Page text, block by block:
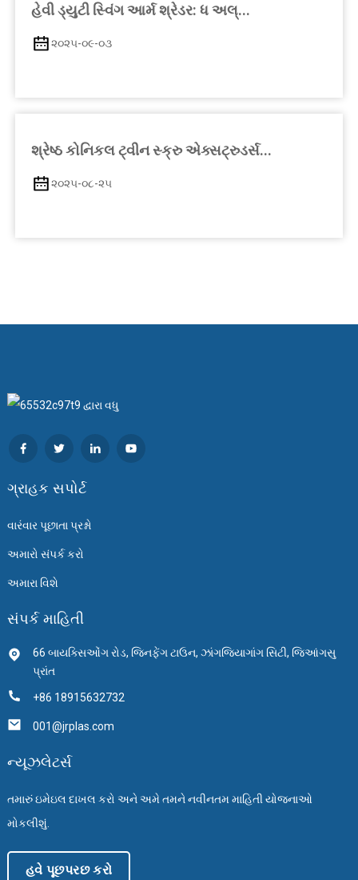
હેવી ડ્યુટી સ્વિંગ આર્મ શ્રેડર: ધ અલ્...
૨૦૨૫-૦૯-૦૩
શ્રેષ્ઠ કોનિકલ ટ્વીન સ્ક્રુ એક્સટ્રુડર્સ...
૨૦૨૫-૦૮-૨૫
ગ્રાહક સપોર્ટ
વારંવાર પૂછાતા પ્રશ્નો
અમારો સંપર્ક કરો
અમારા વિશે
સંપર્ક માહિતી
66 બાયક્સિઓંગ રોડ, જિનફેંગ ટાઉન, ઝાંગજિયાગાંગ સિટી, જિઆંગસુ
પ્રાંત
+86 18915632732
001@jrplas.com
ન્યૂઝલેટર્સ
તમારું ઇમેઇલ દાખલ કરો અને અમે તમને નવીનતમ માહિતી યોજનાઓ
મોકલીશું.
હવે પૂછપરછ કરો